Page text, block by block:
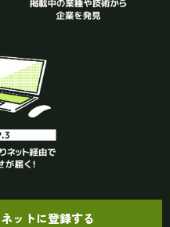
ットに登録する